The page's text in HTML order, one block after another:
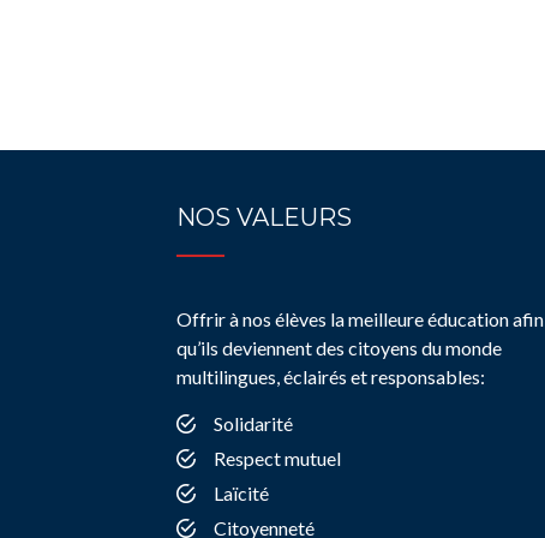
NOS VALEURS
Offrir à nos élèves la meilleure éducation afin
qu’ils deviennent des citoyens du monde
multilingues, éclairés et responsables:
Solidarité
Respect mutuel
Laïcité
Citoyenneté